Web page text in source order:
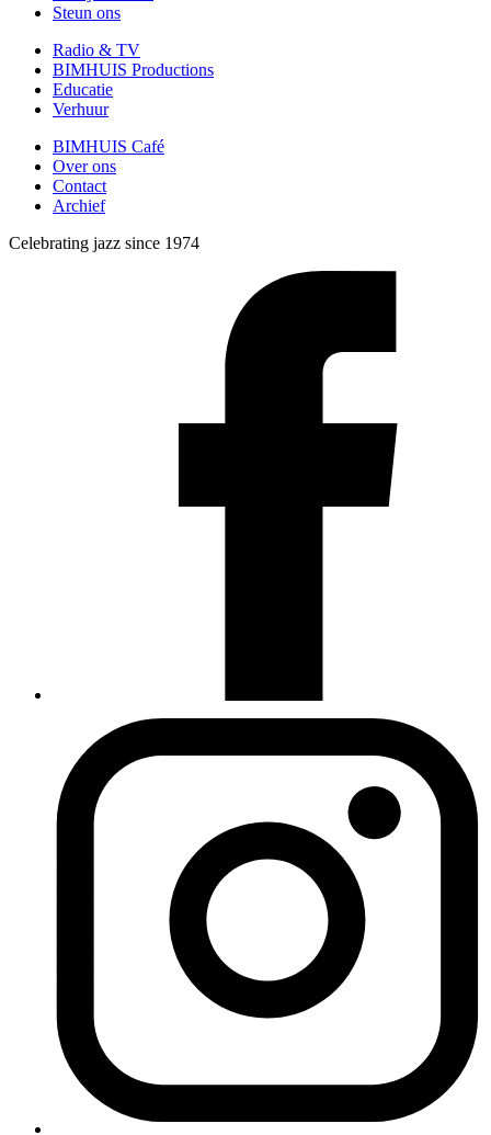
Steun ons
Radio & TV
BIMHUIS Productions
Educatie
Verhuur
BIMHUIS Café
Over ons
Contact
Archief
Celebrating jazz since 1974